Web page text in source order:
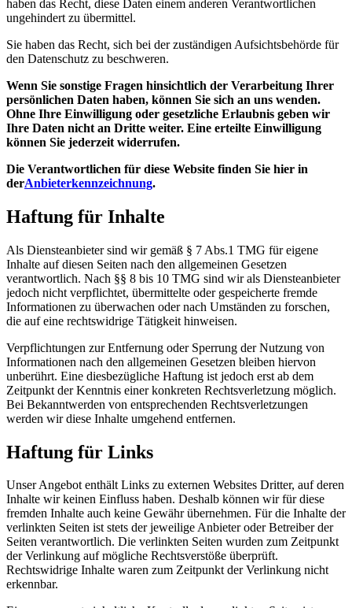
haben das Recht, diese Daten einem anderen Verantwortlichen
ungehindert zu übermittel.
Sie haben das Recht, sich bei der zuständigen Aufsichtsbehörde für
den Datenschutz zu beschweren.
Wenn Sie sonstige Fragen hinsichtlich der Verarbeitung Ihrer
persönlichen Daten haben, können Sie sich an uns wenden.
Ohne Ihre Einwilligung oder gesetzliche Erlaubnis geben wir
Ihre Daten nicht an Dritte weiter. Eine erteilte Einwilligung
können Sie jederzeit widerrufen.
Die Verantwortlichen für diese Website finden Sie hier in
derAnbieterkennzeichnung.
Haftung für Inhalte
Als Diensteanbieter sind wir gemäß § 7 Abs.1 TMG für eigene
Inhalte auf diesen Seiten nach den allgemeinen Gesetzen
verantwortlich. Nach §§ 8 bis 10 TMG sind wir als Diensteanbieter
jedoch nicht verpflichtet, übermittelte oder gespeicherte fremde
Informationen zu überwachen oder nach Umständen zu forschen,
die auf eine rechtswidrige Tätigkeit hinweisen.
Verpflichtungen zur Entfernung oder Sperrung der Nutzung von
Informationen nach den allgemeinen Gesetzen bleiben hiervon
unberührt. Eine diesbezügliche Haftung ist jedoch erst ab dem
Zeitpunkt der Kenntnis einer konkreten Rechtsverletzung möglich.
Bei Bekanntwerden von entsprechenden Rechtsverletzungen
werden wir diese Inhalte umgehend entfernen.
Haftung für Links
Unser Angebot enthält Links zu externen Websites Dritter, auf deren
Inhalte wir keinen Einfluss haben. Deshalb können wir für diese
fremden Inhalte auch keine Gewähr übernehmen. Für die Inhalte der
verlinkten Seiten ist stets der jeweilige Anbieter oder Betreiber der
Seiten verantwortlich. Die verlinkten Seiten wurden zum Zeitpunkt
der Verlinkung auf mögliche Rechtsverstöße überprüft.
Rechtswidrige Inhalte waren zum Zeitpunkt der Verlinkung nicht
erkennbar.